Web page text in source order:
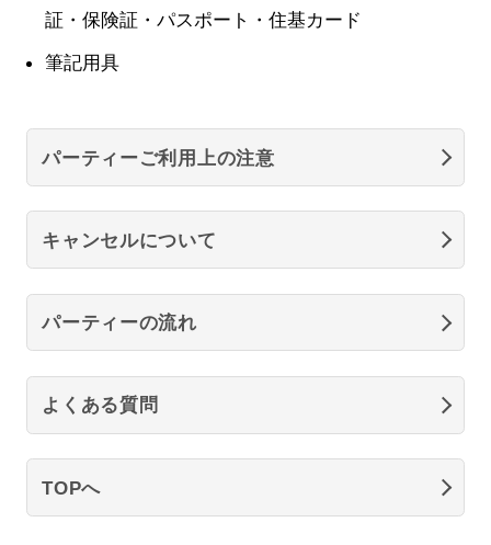
証・保険証・パスポート・住基カード
筆記用具
パーティーご利用上の注意
キャンセルについて
パーティーの流れ
よくある質問
TOPへ